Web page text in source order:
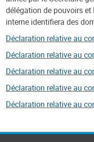
délégation de pouvoirs et
interne identifiera des
Déclaration relative au
Déclaration relative au
Déclaration relative au
Déclaration relative au
Déclaration relative au